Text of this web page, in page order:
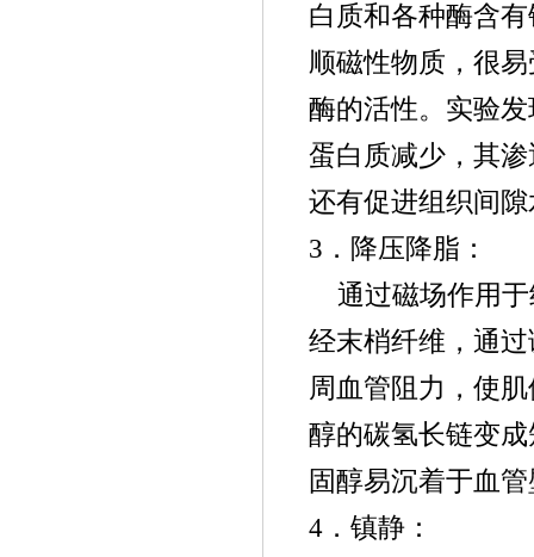
白质和各种酶含
顺磁性物质，很
酶的活性。实验
蛋白质减少，其
还有促进组织间
3．降压降脂：
通过磁场作用
经末梢纤维，通
周血管阻力，使
醇的碳氢长链变
固醇易沉着于血
4．镇静：